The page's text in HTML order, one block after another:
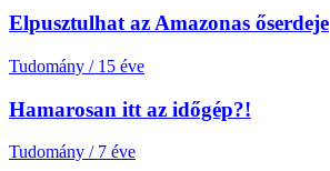
Elpusztulhat az Amazonas őserdeje
Tudomány / 15 éve
Hamarosan itt az időgép?!
Tudomány / 7 éve